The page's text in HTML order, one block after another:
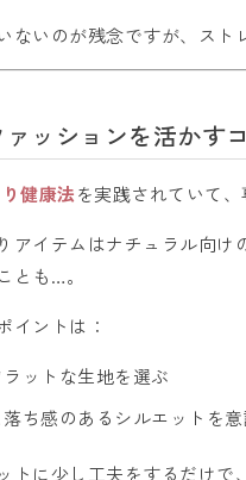
ないのが残念ですが、スト
ッションを活かす
健康法を実践されていて
アイテムはナチュラル向け
ことも…。
イントは：
ットな生地を選ぶ
ち感のあるシルエットを
トに少し工夫をするだけで